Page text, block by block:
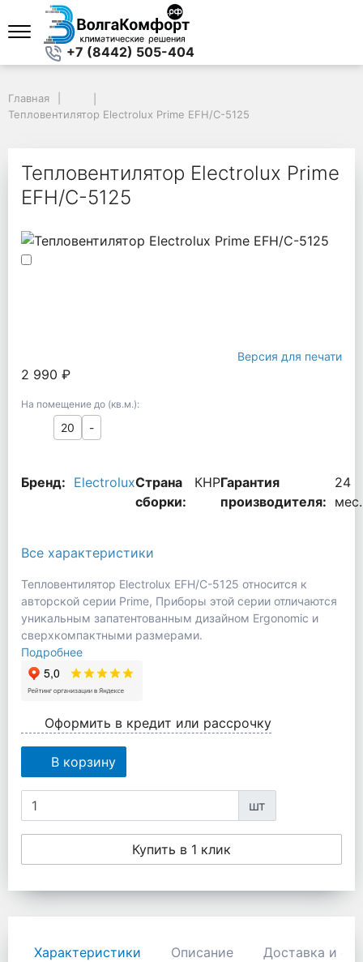
+7 (8442) 505-404
Тепловентилятор Electrolux Prime EFH/C-5125
Главная
Тепловентилятор Electrolux Prime EFH/C-5125
Тепловентилятор Electrolux Prime
EFH/C-5125
Версия для печати
2 990 ₽
На помещение до (кв.м.):
20 -
Бренд: ElectroluxСтрана
сборки:
КНРГарантия
производителя:
24
мес.
Все характеристики
Тепловентилятор Electrolux EFH/C-5125 относится к
авторской серии Prime, Приборы этой серии отличаются
уникальным запатентованным дизайном Ergonomic и
сверхкомпактными размерами.
Подробнее
Оформить в кредит или рассрочку
В корзину
шт
Купить в 1 клик
Характеристики Описание Доставка и